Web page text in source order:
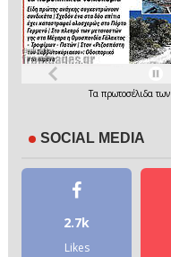
Τα πρωτοσέλιδατων
SOCIAL MEDIA
2.7k
Likes